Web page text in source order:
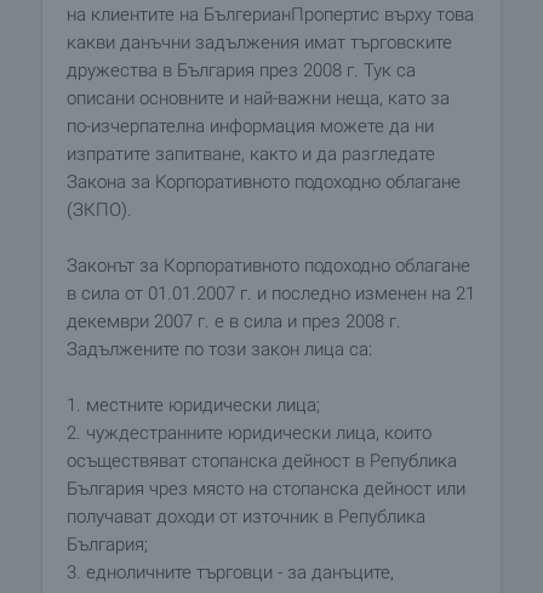
на клиентите на БългерианПропертис върху това
какви данъчни задължения имат търговските
дружества в България през 2008 г. Тук са
описани основните и най-важни неща, като за
по-изчерпателна информация можете да ни
изпратите запитване, както и да разгледате
Закона за Kорпоративното подоходно облагане
(ЗКПО).
Законът за Корпоративното подоходно облагане
в сила от 01.01.2007 г. и последно изменен на 21
декември 2007 г. е в сила и през 2008 г.
Задължените по този закон лица са:
1. местните юридически лица;
2. чуждестранните юридически лица, които
осъществяват стопанска дейност в Република
България чрез място на стопанска дейност или
получават доходи от източник в Република
България;
3. едноличните търговци - за данъците,